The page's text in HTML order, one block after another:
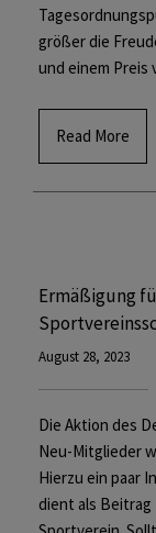
größer die
und einem
Read More
Ermäßigung
August 28, 2023
Die Aktion des
Neu-Mitglieder
Hierzu ein paar
dient als Beitrag